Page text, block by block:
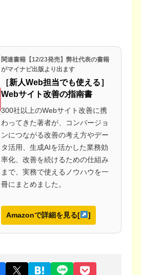
関連書籍【12/23発売】弊社代表の書籍
がマイナビ出版より出ます
［新人Web担当でも使える］
Webサイト改善の指南書
300社以上のWebサイト改善に携
わってきた著者が、コンバージョ
ンにつながる改善の考え方やデー
タ活用、生成AIを活かした業務効
率化、改善を続けるための仕組み
まで、実務で使えるノウハウを一
冊にまとめました。
Amazonで詳細を見る[ ]